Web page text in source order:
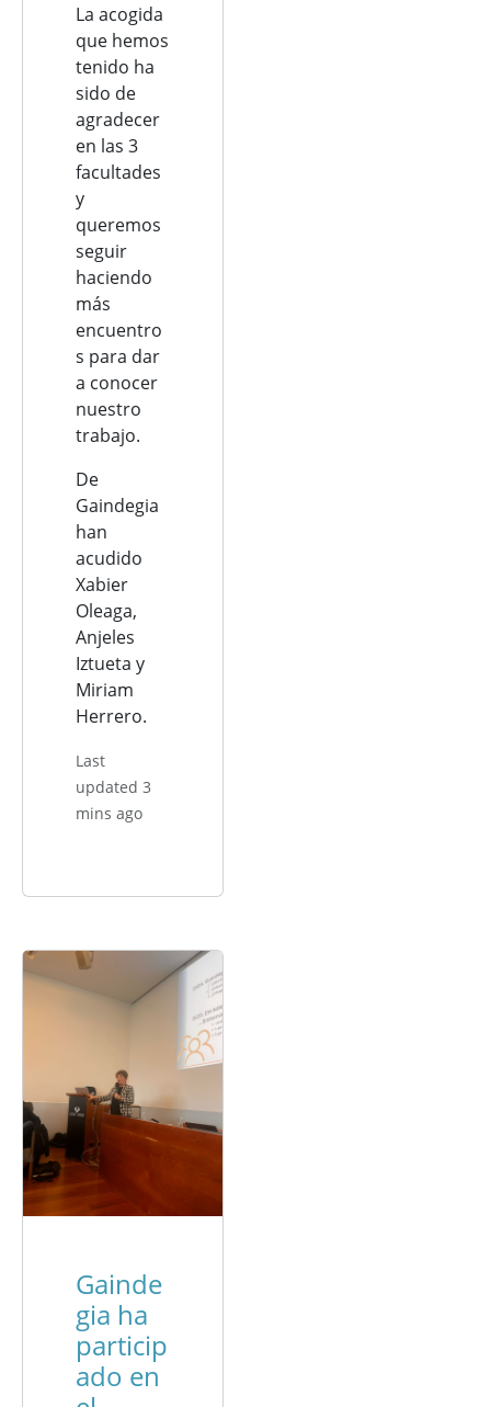
La acogida
que hemos
tenido ha
sido de
agradecer
en las 3
facultades
y
queremos
seguir
haciendo
más
encuentro
s para dar
a conocer
nuestro
trabajo.
De
Gaindegia
han
acudido
Xabier
Oleaga,
Anjeles
Iztueta y
Miriam
Herrero.
Last
updated 3
mins ago
Gainde
gia ha
particip
ado en